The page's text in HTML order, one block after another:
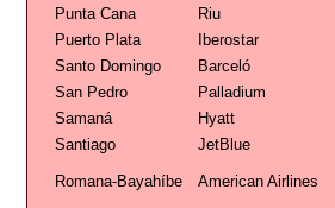
Punta Cana Riu
Puerto Plata
Iberostar
Santo Domingo
Barceló
San Pedro
Palladium
Samaná
Hyatt
Santiago
JetBlue
Romana-Bayahíbe American Airlines